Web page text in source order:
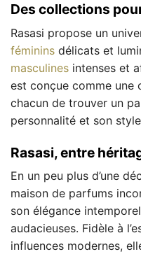
Des collections
Rasasi propose un
féminins délicats et
masculines intenses et
est conçue comme
chacun de trouver un
personnalité et son
Rasasi, entre
En un peu plus d’une
maison de parfums
son élégance
audacieuses. Fidèle à
influences modernes,